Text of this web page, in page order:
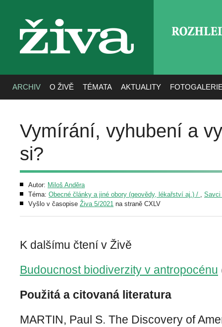
živa
ARCHIV O ŽIVĚ TÉMATA AKTUALITY
Vymírání, vyhubení a
si?
Autor: Miloš Anděra
Téma: Obecné články a jiné obory (geovědy, lékařství aj.) / , Savci
Vyšlo v časopise Živa 5/2021 na straně CXLV
K dalšímu čtení v Živě
Budoucnost biodiverzity v antropocénu
Použitá a citovaná literatura
MARTIN, Paul S. The Discovery of